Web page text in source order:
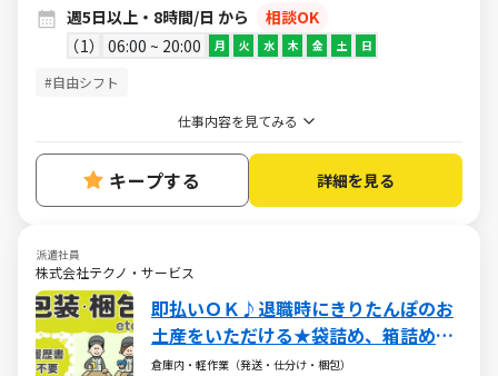
週5日以上・8時間/日 から
相談OK
1
06:00 ~ 20:00 月 火 水 木 金 土 日
#自由シフト
仕事内容を見てみる
キープする 詳細を見る
派遣社員
株式会社テクノ・サービス
即払いＯＫ♪退職時にきりたんぽのお
土産をいただける★袋詰め、箱詰めな
ど
倉庫内・軽作業（発送・仕分け・梱包）